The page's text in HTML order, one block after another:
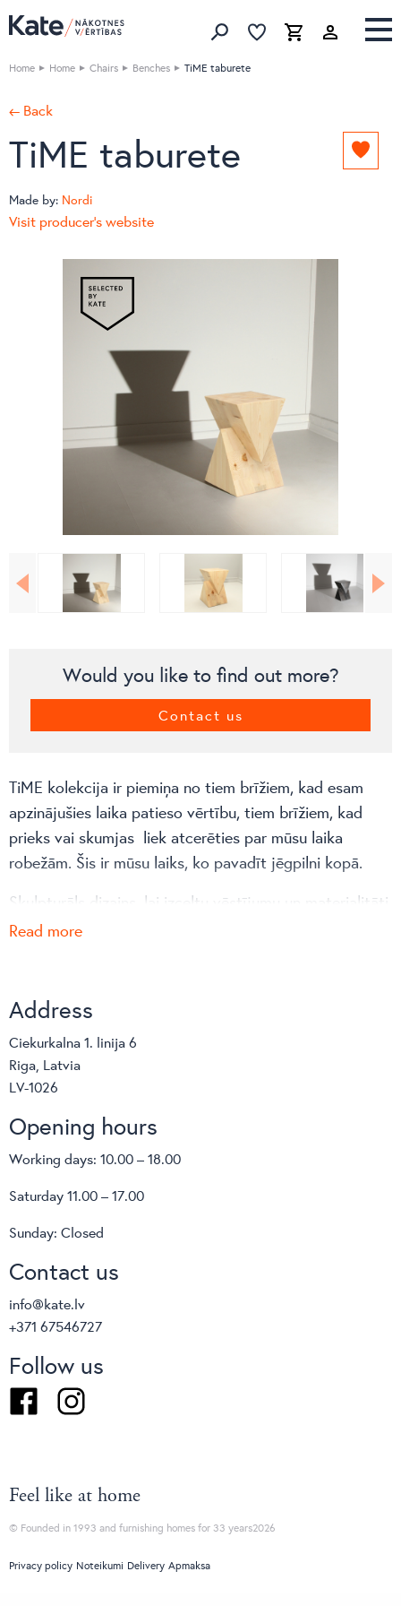
Search Favorites list
Cart
Home Home Chairs Benches TiME taburete
← Back
TiME taburete Add
Made by: Nordi
Visit producer's website
Would you like to find out more?
Contact us
TiME kolekcija ir piemiņa no tiem brīžiem, kad esam
apzinājušies laika patieso vērtību, tiem brīžiem, kad
prieks vai skumjas liek atcerēties par mūsu laika
robežām. Šis ir mūsu laiks, ko pavadīt jēgpilni kopā.
Skulpturāls dizains, lai izceltu vēstījumu un materialitāti.
Dimensijas: 30 x 30 x 45 cm
Dizainers Miks Pētersons
Read more
Address
Ciekurkalna 1. linija 6
Riga, Latvia
LV-1026
Opening hours
Working days: 10.00 – 18.00
Saturday 11.00 – 17.00
Sunday: Closed
Contact us
info@kate.lv
+371 67546727
Follow us
FacebookInstagram
Feel like at home
© Founded in 1993 and furnishing homes for 33 years2026
Privacy policy Noteikumi Delivery Apmaksa